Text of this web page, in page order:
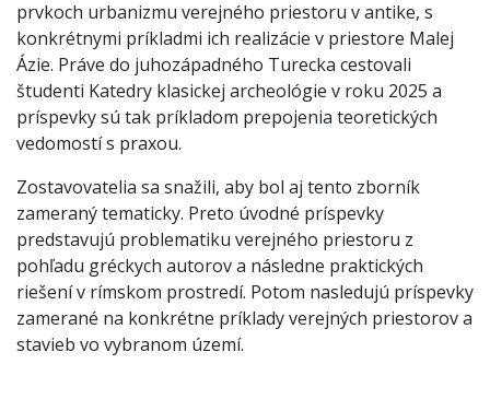
prvkoch urbanizmu verejného priestoru v antike, s
konkrétnymi príkladmi ich realizácie v priestore Malej
Ázie. Práve do juhozápadného Turecka cestovali
študenti Katedry klasickej archeológie v roku 2025 a
príspevky sú tak príkladom prepojenia teoretických
vedomostí s praxou.
Zostavovatelia sa snažili, aby bol aj tento zborník
zameraný tematicky. Preto úvodné príspevky
predstavujú problematiku verejného priestoru z
pohľadu gréckych autorov a následne praktických
riešení v rímskom prostredí. Potom nasledujú príspevky
zamerané na konkrétne príklady verejných priestorov a
stavieb vo vybranom území.